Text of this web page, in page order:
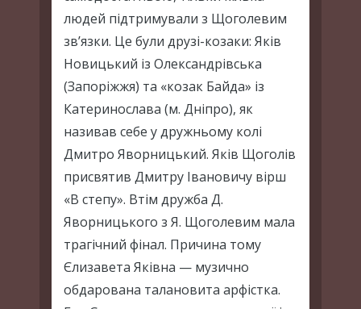
людей підтримували з Щоголевим
зв’язки. Це були друзі-козаки: Яків
Новицький із Олександрівська
(Запоріжжя) та «козак Байда» із
Катеринослава (м. Дніпро), як
називав себе у дружньому колі
Дмитро Яворницький. Яків Щоголів
присвятив Дмитру Івановичу вірш
«В степу». Втім дружба Д.
Яворницького з Я. Щоголевим мала
трагічний фінал. Причина тому
Єлизавета Яківна — музично
обдарована талановита арфістка.